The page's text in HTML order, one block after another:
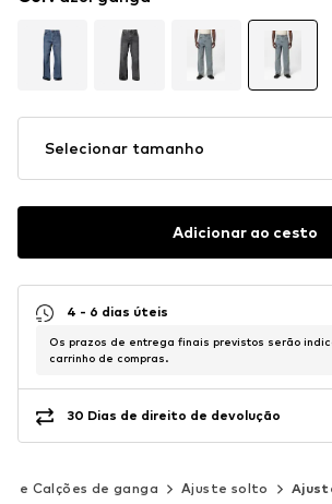
Selecionar tamanho
Adicionar ao cesto
4 - 6 dias úteis
Os prazos de entrega finais previstos serão
carrinho de compras.
30 Dias de direito de devolução
e Calções de ganga Ajuste solto